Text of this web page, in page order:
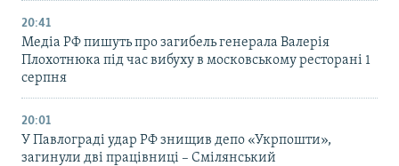
20:41
Медіа РФ пишуть про загибель генерала Валерія
Плохотнюка під час вибуху в московському ресторані 1
серпня
20:01
У Павлограді удар РФ знищив депо «Укрпошти»,
загинули дві працівниці – Смілянський